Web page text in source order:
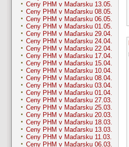
Ceny PHM v Maďarsku 13.05.
Ceny PHM v Maďarsku 08.05.
Ceny PHM v Maďarsku 06.05.
Ceny PHM v Maďarsku 01.05.
Ceny PHM v Maďarsku 29.04.
Ceny PHM v Maďarsku 24.04.
Ceny PHM v Maďarsku 22.04.
Ceny PHM v Maďarsku 17.04.
Ceny PHM v Maďarsku 15.04.
Ceny PHM v Maďarsku 10.04.
Ceny PHM v Maďarsku 08.04.
Ceny PHM v Maďarsku 03.04.
Ceny PHM v Maďarsku 01.04.
Ceny PHM v Maďarsku 27.03.
Ceny PHM v Maďarsku 25.03.
Ceny PHM v Maďarsku 20.03.
Ceny PHM v Maďarsku 18.03.
Ceny PHM v Maďarsku 13.03.
Ceny PHM v Maďarsku 11.03.
Ceny PHM v Maďarsku 06.03.